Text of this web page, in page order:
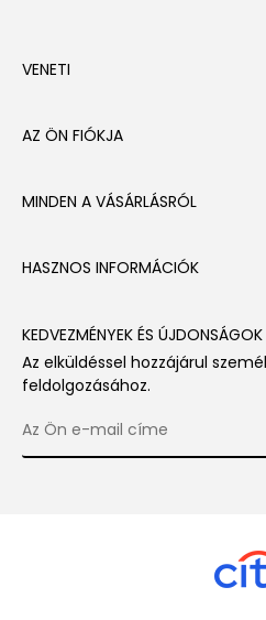
VENETI
AZ ÖN FIÓKJA
MINDEN A VÁSÁRLÁSRÓL
HASZNOS INFORMÁCIÓK
KEDVEZMÉNYEK ÉS
Az elküldéssel hozzájárul
feldolgozásához.